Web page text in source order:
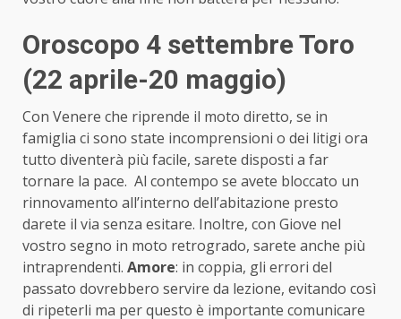
Oroscopo 4 settembre Toro
(22 aprile-20 maggio)
Con Venere che riprende il moto diretto, se in
famiglia ci sono state incomprensioni o dei litigi ora
tutto diventerà più facile, sarete disposti a far
tornare la pace. Al contempo se avete bloccato un
rinnovamento all’interno dell’abitazione presto
darete il via senza esitare. Inoltre, con Giove nel
vostro segno in moto retrogrado, sarete anche più
intraprendenti. Amore: in coppia, gli errori del
passato dovrebbero servire da lezione, evitando così
di ripeterli ma per questo è importante comunicare